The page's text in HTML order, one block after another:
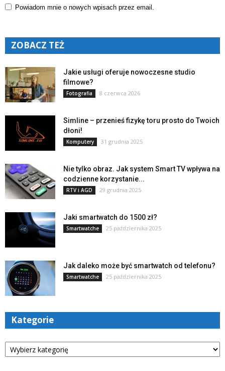
Powiadom mnie o nowych wpisach przez email.
ZOBACZ TEŻ
Jakie usługi oferuje nowoczesne studio
filmowe?
Fotografia 8 czerwca 2026
Simline – przenieś fizykę toru prosto do Twoich
dłoni!
Komputery 31 grudnia 2025
Nie tylko obraz. Jak system Smart TV wpływa na
codzienne korzystanie...
RTV i AGD 29 grudnia 2025
Jaki smartwatch do 1500 zł?
Smartwatche 25 października 2025
Jak daleko może być smartwatch od telefonu?
Smartwatche 25 października 2025
Kategorie
Kategorie